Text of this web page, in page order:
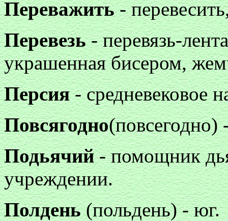
Переважить-
Перевезь- перевязь-
украшенная бисером,
Персия- средневековое
Повсягодно(повсегодно)
Подьячий- помощник
учреждении.
Полдень(польдень) - юг.